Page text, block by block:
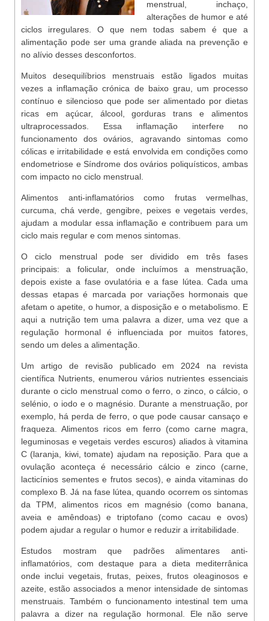
menstrual, inchaço,
alterações de humor e até
ciclos irregulares. O que nem todas sabem é que a
alimentação pode ser uma grande aliada na prevenção e
no alívio desses desconfortos.
Muitos desequilíbrios menstruais estão ligados muitas
vezes a inflamação crónica de baixo grau, um processo
contínuo e silencioso que pode ser alimentado por dietas
ricas em açúcar, álcool, gorduras trans e alimentos
ultraprocessados. Essa inflamação interfere no
funcionamento dos ovários, agravando sintomas como
cólicas e irritabilidade e está envolvida em condições como
endometriose e Síndrome dos ovários poliquísticos, ambas
com impacto no ciclo menstrual.
Alimentos anti-inflamatórios como frutas vermelhas,
curcuma, chá verde, gengibre, peixes e vegetais verdes,
ajudam a modular essa inflamação e contribuem para um
ciclo mais regular e com menos sintomas.
O ciclo menstrual pode ser dividido em três fases
principais: a folicular, onde incluímos a menstruação,
depois existe a fase ovulatória e a fase lútea. Cada uma
dessas etapas é marcada por variações hormonais que
afetam o apetite, o humor, a disposição e o metabolismo. E
aqui a nutrição tem uma palavra a dizer, uma vez que a
regulação hormonal é influenciada por muitos fatores,
sendo um deles a alimentação.
Um artigo de revisão publicado em 2024 na revista
científica Nutrients, enumerou vários nutrientes essenciais
durante o ciclo menstrual como o ferro, o zinco, o cálcio, o
selénio, o iodo e o magnésio. Durante a menstruação, por
exemplo, há perda de ferro, o que pode causar cansaço e
fraqueza. Alimentos ricos em ferro (como carne magra,
leguminosas e vegetais verdes escuros) aliados à vitamina
C (laranja, kiwi, tomate) ajudam na reposição. Para que a
ovulação aconteça é necessário cálcio e zinco (carne,
lacticínios sementes e frutos secos), e ainda vitaminas do
complexo B. Já na fase lútea, quando ocorrem os sintomas
da TPM, alimentos ricos em magnésio (como banana,
aveia e amêndoas) e triptofano (como cacau e ovos)
podem ajudar a regular o humor e reduzir a irritabilidade.
Estudos mostram que padrões alimentares anti-
inflamatórios, com destaque para a dieta mediterrânica
onde inclui vegetais, frutas, peixes, frutos oleaginosos e
azeite, estão associados a menor intensidade de sintomas
menstruais. Também o funcionamento intestinal tem uma
palavra a dizer na regulação hormonal. Ele não serve